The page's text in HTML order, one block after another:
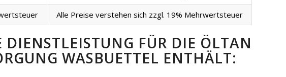
Alle Preise verstehen sich zzgl. 19% Mehrwertsteuer
DIENSTLEISTUNG FÜR DIE ÖLTAN
WASBUETTEL ENTHÄLT: